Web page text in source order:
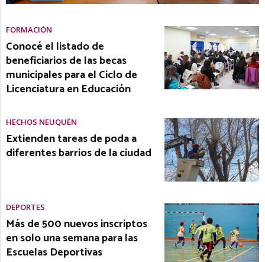
FORMACIÓN
Conocé el listado de
beneficiarios de las becas
municipales para el Ciclo de
Licenciatura en Educación
HECHOS NEUQUÉN
Extienden tareas de poda a
diferentes barrios de la ciudad
DEPORTES
Más de 500 nuevos inscriptos
en solo una semana para las
Escuelas Deportivas